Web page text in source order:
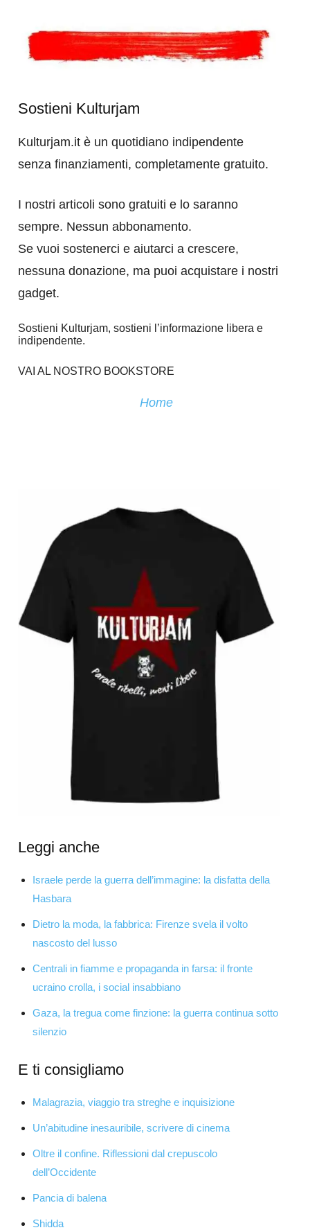
Sostieni Kulturjam
Kulturjam.it è un quotidiano indipendente
senza finanziamenti, completamente gratuito.
I nostri articoli sono gratuiti e lo saranno
sempre. Nessun abbonamento.
Se vuoi sostenerci e aiutarci a crescere,
nessuna donazione, ma puoi acquistare i nostri
gadget.
Sostieni Kulturjam, sostieni l’informazione libera e
indipendente.
VAI AL NOSTRO BOOKSTORE
Home
Leggi anche
Israele perde la guerra dell’immagine: la disfatta della
Hasbara
Dietro la moda, la fabbrica: Firenze svela il volto
nascosto del lusso
Centrali in fiamme e propaganda in farsa: il fronte
ucraino crolla, i social insabbiano
Gaza, la tregua come finzione: la guerra continua sotto
silenzio
E ti consigliamo
Malagrazia, viaggio tra streghe e inquisizione
Un’abitudine inesauribile, scrivere di cinema
Oltre il confine. Riflessioni dal crepuscolo
dell’Occidente
Pancia di balena
Shidda